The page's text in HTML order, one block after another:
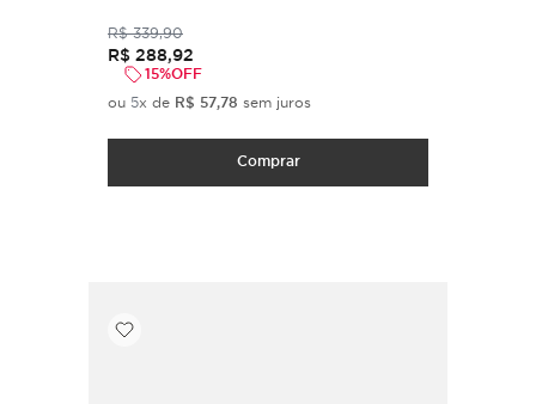
R$ 339,90
R$ 288,92
15%OFF
ou 5x de R$ 57,78 sem juros
Comprar